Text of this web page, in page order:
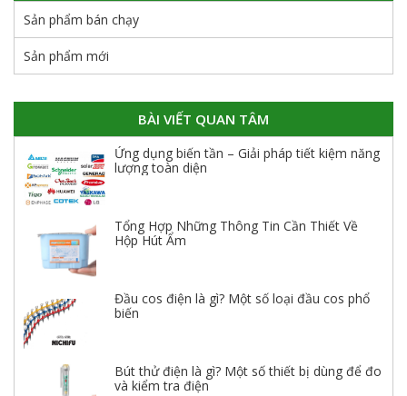
Sản phẩm bán chạy
Sản phẩm mới
BÀI VIẾT QUAN TÂM
Ứng dụng biến tần – Giải pháp tiết kiệm năng
lượng toàn diện
Tổng Hợp Những Thông Tin Cần Thiết Về
Hộp Hút Ẩm
Đầu cos điện là gì? Một số loại đầu cos phổ
biến
Bút thử điện là gì? Một số thiết bị dùng để đo
và kiểm tra điện